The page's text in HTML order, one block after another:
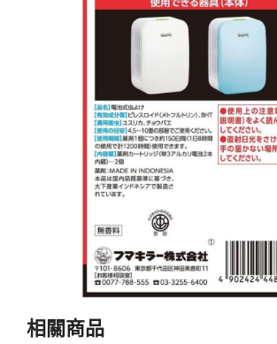
相關商品